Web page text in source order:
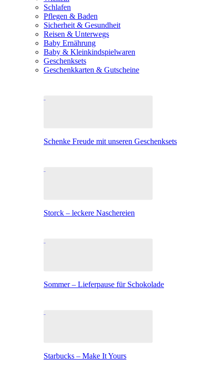
Schlafen
Pflegen & Baden
Sicherheit & Gesundheit
Reisen & Unterwegs
Baby Ernährung
Baby & Kleinkindspielwaren
Geschenksets
Geschenkkarten & Gutscheine
Schenke Freude mit unseren Geschenksets
Storck – leckere Naschereien
Sommer – Lieferpause für Schokolade
Starbucks – Make It Yours